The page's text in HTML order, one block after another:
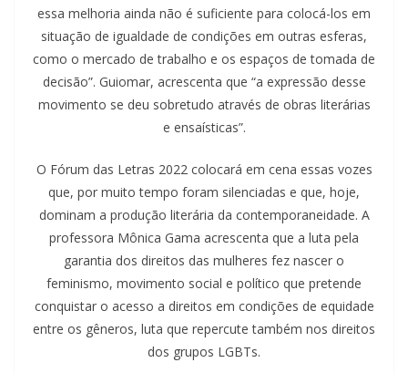
essa melhoria ainda não é suficiente para colocá-los em
situação de igualdade de condições em outras esferas,
como o mercado de trabalho e os espaços de tomada de
decisão”. Guiomar, acrescenta que “a expressão desse
movimento se deu sobretudo através de obras literárias
e ensaísticas”.
O Fórum das Letras 2022 colocará em cena essas vozes
que, por muito tempo foram silenciadas e que, hoje,
dominam a produção literária da contemporaneidade. A
professora Mônica Gama acrescenta que a luta pela
garantia dos direitos das mulheres fez nascer o
feminismo, movimento social e político que pretende
conquistar o acesso a direitos em condições de equidade
entre os gêneros, luta que repercute também nos direitos
dos grupos LGBTs.